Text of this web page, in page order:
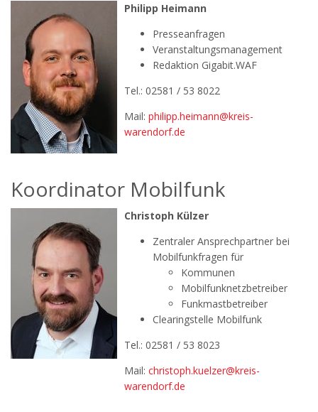
Philipp Heimann
Presseanfragen
Veranstaltungsmanagement
Redaktion Gigabit.WAF
Tel.: 02581 / 53 8022
Mail: philipp.heimann@kreis-
warendorf.de
Koordinator Mobilfunk
Christoph Külzer
Zentraler Ansprechpartner bei
Mobilfunkfragen für
Kommunen
Mobilfunknetzbetreiber
Funkmastbetreiber
Clearingstelle Mobilfunk
Tel.: 02581 / 53 8023
Mail: christoph.kuelzer@kreis-
warendorf.de